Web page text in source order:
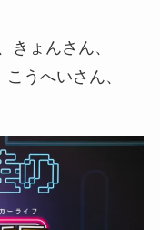
きょんさん、
うへいさん、